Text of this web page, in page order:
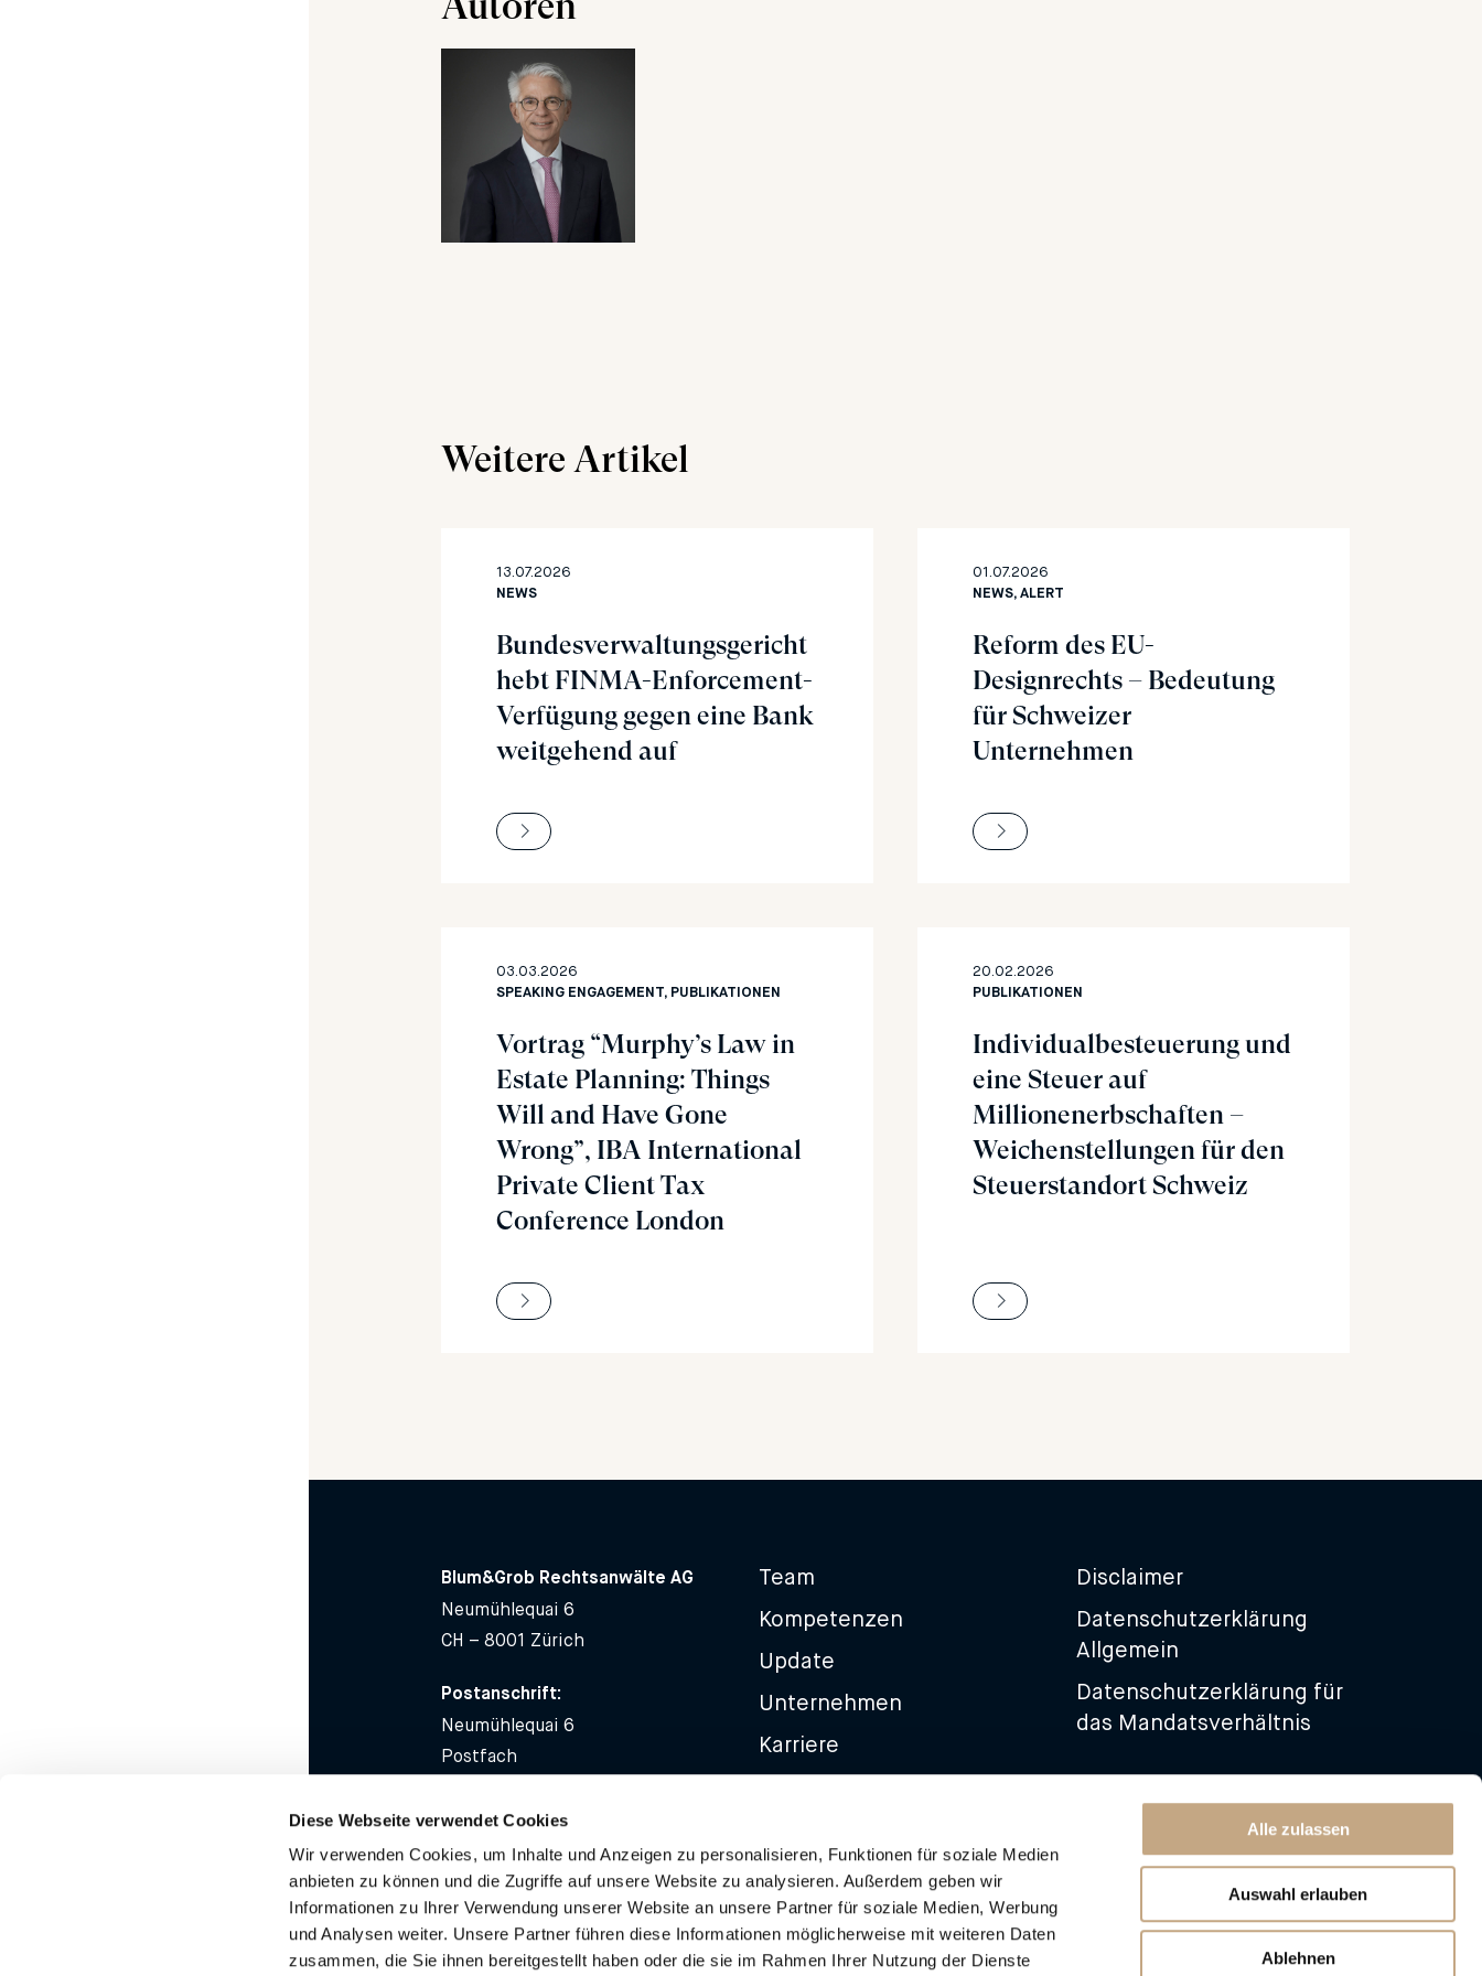
Diese Webseite verwendet Cookies
Wir verwenden Cookies, um Inhalte und Anzeigen zu personalisieren, Funktionen für soziale Medien
anbieten zu können und die Zugriffe auf unsere Website zu analysieren. Außerdem geben wir
Informationen zu Ihrer Verwendung unserer Website an unsere Partner für soziale Medien, Werbung
und Analysen weiter. Unsere Partner führen diese Informationen möglicherweise mit weiteren Daten
zusammen, die Sie ihnen bereitgestellt haben oder die sie im Rahmen Ihrer Nutzung der Dienste
Alle zulassen
Auswahl erlauben
Ablehnen
Weitere Artikel
13.07.2026
NEWS
Bundesverwaltungsgericht
hebt FINMA-Enforcement-
Verfügung gegen eine Bank
weitgehend auf
01.07.2026
NEWS, ALERT
Reform des EU-
Designrechts – Bedeutung
für Schweizer
Unternehmen
03.03.2026
SPEAKING ENGAGEMENT, PUBLIKATIONEN
Vortrag “Murphy’s Law in
Estate Planning: Things
Will and Have Gone
Wrong”, IBA International
Private Client Tax
Conference London
20.02.2026
PUBLIKATIONEN
Individualbesteuerung und
eine Steuer auf
Millionenerbschaften –
Weichenstellungen für den
Steuerstandort Schweiz
Blum&Grob Rechtsanwälte AG
Neumühlequai 6
CH – 8001 Zürich
Postanschrift:
Neumühlequai 6
Postfach
F +41 58 320 00 01
info@blumgrob.ch
Team
Kompetenzen
Update
Unternehmen
Karriere
Disclaimer
Datenschutzerklärung
Allgemein
Datenschutzerklärung für
das Mandatsverhältnis